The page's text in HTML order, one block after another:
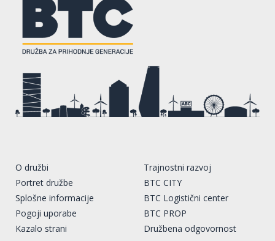
O družbi
Portret družbe
Splošne informacije
Pogoji uporabe
Kazalo strani
Trajnostni razvoj
BTC CITY
BTC Logistični center
BTC PROP
Družbena odgovornost